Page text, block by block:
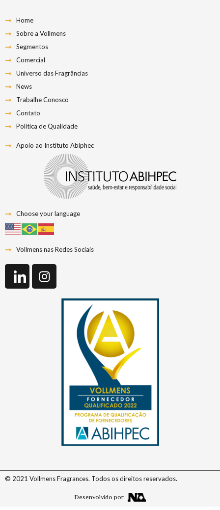
Home
Sobre a Vollmens
Segmentos
Comercial
Universo das Fragrâncias
News
Trabalhe Conosco
Contato
Política de Qualidade
Apoio ao Instituto Abiphec
Choose your language
Vollmens nas Redes Sociais
© 2021 Vollmens Fragrances. Todos os direitos reservados.
Desenvolvido por